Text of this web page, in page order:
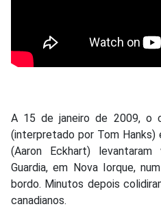
A 15 de janeiro de 2009, o
(interpretado por Tom
(Aaron Eckhart)
Guardia, em Nova Iorque,
bordo. Minutos depois
canadianos.